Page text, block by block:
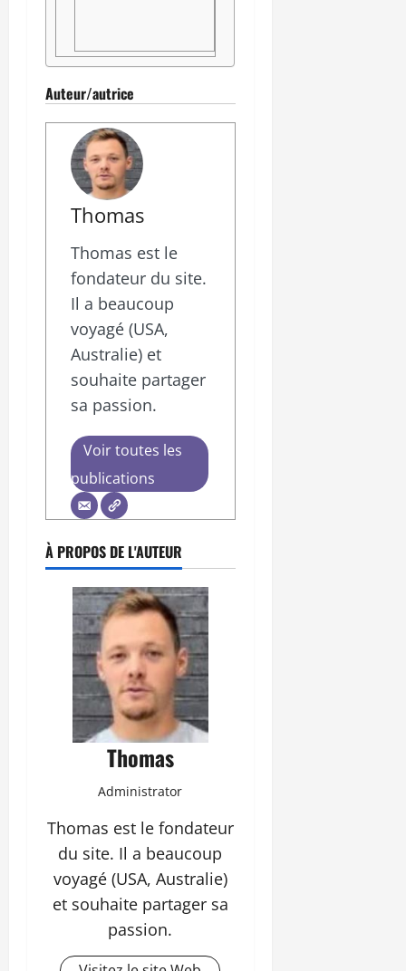
Auteur/autrice
Thomas
Thomas est le
fondateur du site.
Il a beaucoup
voyagé (USA,
Australie) et
souhaite partager
sa passion.
Voir toutes les
publications
À PROPOS DE L'AUTEUR
Thomas
Administrator
Thomas est le fondateur
du site. Il a beaucoup
voyagé (USA, Australie)
et souhaite partager sa
passion.